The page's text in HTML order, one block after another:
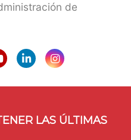
de
LAS ÚLTIMAS